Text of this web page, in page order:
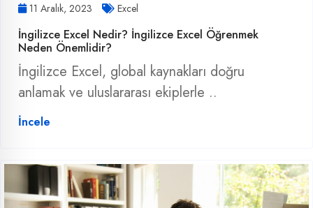
11 Aralık, 2023 Excel
İngilizce Excel Nedir? İngilizce Excel Öğrenmek
Neden Önemlidir?
İngilizce Excel, global kaynakları doğru
anlamak ve uluslararası ekiplerle ..
İncele